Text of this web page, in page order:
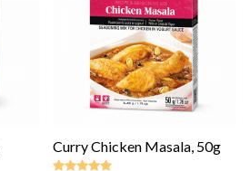
Curry Chicken Masala, 50g